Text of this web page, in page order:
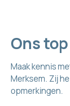
Ons
Maak kennis
Merksem. Zij
opmerkingen.